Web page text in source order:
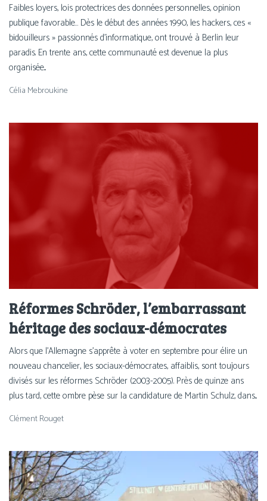
Faibles loyers, lois protectrices des données personnelles, opinion
publique favorable… Dès le début des années 1990, les hackers, ces «
bidouilleurs » passionnés d’informatique, ont trouvé à Berlin leur
paradis. En trente ans, cette communauté est devenue la plus
organisée...
Célia Mebroukine
Réformes Schröder, l’embarrassant
héritage des sociaux-démocrates
Alors que l'Allemagne s'apprête à voter en septembre pour élire un
nouveau chancelier, les sociaux-démocrates, affaiblis, sont toujours
divisés sur les réformes Schröder (2003-2005). Près de quinze ans
plus tard, cette ombre pèse sur la candidature de Martin Schulz, dans...
Clément Rouget